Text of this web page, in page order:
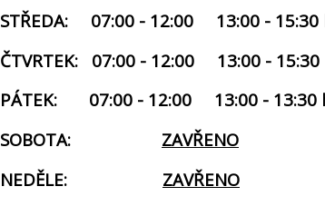
STŘEDA: 07:00 - 12:00 13:00 - 15:30
ČTVRTEK: 07:00 - 12:00 13:00 - 15:30
PÁTEK: 07:00 - 12:00 13:00 - 13:30
SOBOTA: ZAVŘENO
NEDĚLE: ZAVŘENO